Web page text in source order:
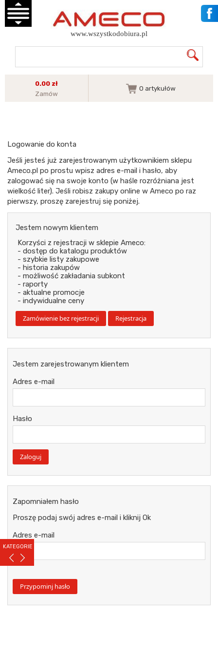
KATEGORIE
www.wszystkodobiura.pl
0.00 zł
Zamów
0 artykułów
Logowanie do konta
Jeśli jesteś już zarejestrowanym użytkownikiem sklepu
Ameco.pl po prostu wpisz adres e-mail i hasło, aby
zalogować się na swoje konto (w haśle rozróżniana jest
wielkość liter). Jeśli robisz zakupy online w Ameco po raz
pierwszy, proszę zarejestruj się poniżej.
Jestem nowym klientem
Korzyści z rejestracji w sklepie Ameco:
- dostęp do katalogu produktów
- szybkie listy zakupowe
- historia zakupów
- możliwość zakładania subkont
- raporty
- aktualne promocje
- indywidualne ceny
Jestem zarejestrowanym klientem
Adres e-mail
Hasło
Zapomniałem hasło
Proszę podaj swój adres e-mail i kliknij Ok
Adres e-mail